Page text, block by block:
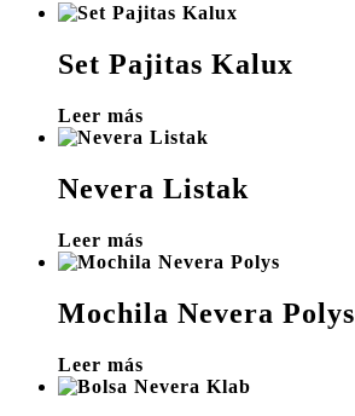
Set Pajitas Kalux
Leer más
Nevera Listak
Leer más
Mochila Nevera Polys
Leer más